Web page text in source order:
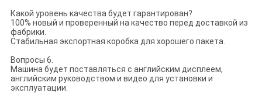
Какой уровень качества будет гарантирован?
100% новый и проверенный на качество перед доставкой из
фабрики.
Стабильная экспортная коробка для хорошего пакета.
Вопросы 6.
Машина будет поставляться с английским дисплеем,
английским руководством и видео для установки и
эксплуатации.